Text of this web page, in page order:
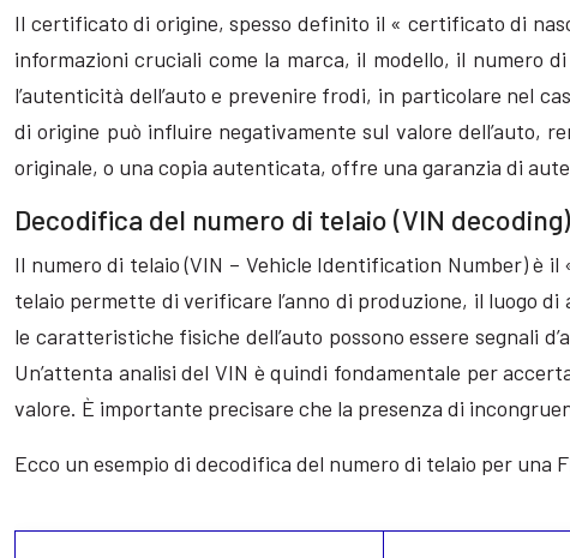
Il certificato di origine, spesso definito il « certificato di
informazioni cruciali come la marca, il modello, il numero
l’autenticità dell’auto e prevenire frodi, in particolare nel
di origine può influire negativamente sul valore dell’auto,
originale, o una copia autenticata, offre una garanzia di
Decodifica del numero di telaio (VIN decoding)
Il numero di telaio (VIN – Vehicle Identification Number) è
telaio permette di verificare l’anno di produzione, il luogo
le caratteristiche fisiche dell’auto possono essere segnali
Un’attenta analisi del VIN è quindi fondamentale per
valore. È importante precisare che la presenza di
Ecco un esempio di decodifica del numero di telaio per una